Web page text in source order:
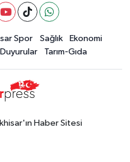
İşte 5 günlük hava
Spor Sağlık
Ekonomi
Duyurular Tarım-Gıda
Haber Sitesi